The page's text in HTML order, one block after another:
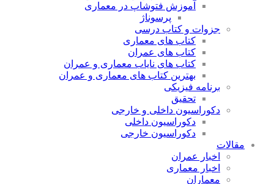
آموزش فتوشاپ در معماری
پرسوناژ
جزوات و کتاب درسی
کتاب های معماری
کتاب های عمران
کتاب های نایاب معماری و عمران
بهترین کتاب های معماری و عمران
برنامه فیزیکی
تحقیق
دکوراسیون داخلی و خارجی
دکوراسیون داخلی
دکوراسیون خارجی
مقالات
اخبار عمران
اخبار معماری
معماران